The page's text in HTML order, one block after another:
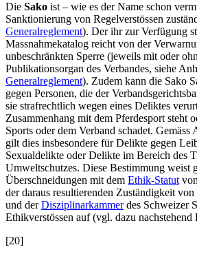
Die Sako ist – wie es der Name schon
Sanktionierung von Regelverstössen
Generalreglement). Der ihr zur Verfügung
Massnahmekatalog reicht von der
unbeschränkten Sperre (jeweils mit oder
Publikationsorgan des Verbandes, siehe
Generalreglement). Zudem kann die Sako
gegen Personen, die der
sie strafrechtlich wegen eines Deliktes
Zusammenhang mit dem Pferdesport steht
Sports oder dem Verband schadet.
gilt dies insbesondere für Delikte gegen
Sexualdelikte oder Delikte im Bereich des
Umweltschutzes. Diese Bestimmung weist
Überschneidungen mit dem Ethik-Statut
der daraus resultierenden Zuständigkeit von
und derDisziplinarkammerdes Schweizer
Ethikverstössen auf (vgl. dazu nachstehend
[20]